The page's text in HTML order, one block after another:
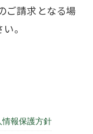
ご請求となる場
。
情報保護方針